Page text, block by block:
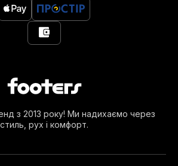
з 2013 року! Ми надихаємо через
стиль, рух і комфорт.